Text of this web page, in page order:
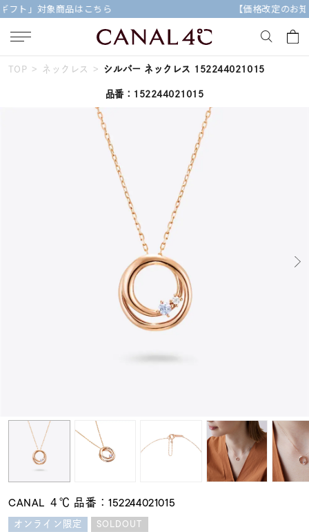
【価格改定のお知らせ 8月17日(月)より 】
キーワードで検索する
人気検索キーワード
#ダイヤモンド ネックレス
#ペア #エタニティ
誕生石
モチーフ
石の色
TOP ネックレス シルバー ネックレス 152244021015
品番：152244021015
CANAL ４℃ 品番：152244021015
オンライン限定
SOLDOUT